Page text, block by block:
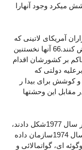
میکرد وجود آنهارا
آمریکای لاتینی که
جرات کرده بودند به تروریسم دولتی اعتراض کنند.66 آنها نخستنین
بر کشورشان اقدام
دولتی که
و کوشش برای بیدا ر
این وحشتها
علاوه بر مادران آرژانتین که جنبش خودرا در سال 1977شکل دادند،
مادران، جنبش حقوق بشر را در شیلی در سال 1974سازمان داده
ای، گواتمالائی و